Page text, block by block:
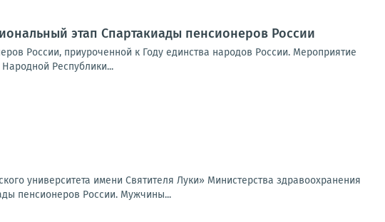
этап Спартакиады пенсионеров России
России, приуроченной к Году единства народов России. Мероприятие
Республики...
университета имени Святителя Луки» Министерства здравоохранения
пенсионеров России. Мужчины...